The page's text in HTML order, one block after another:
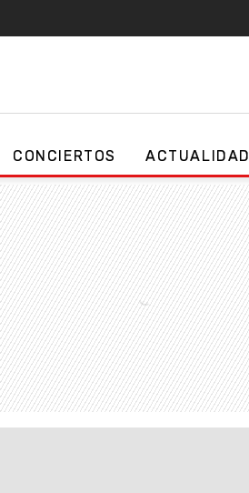
CONCIERTOS ACTUALIDAD